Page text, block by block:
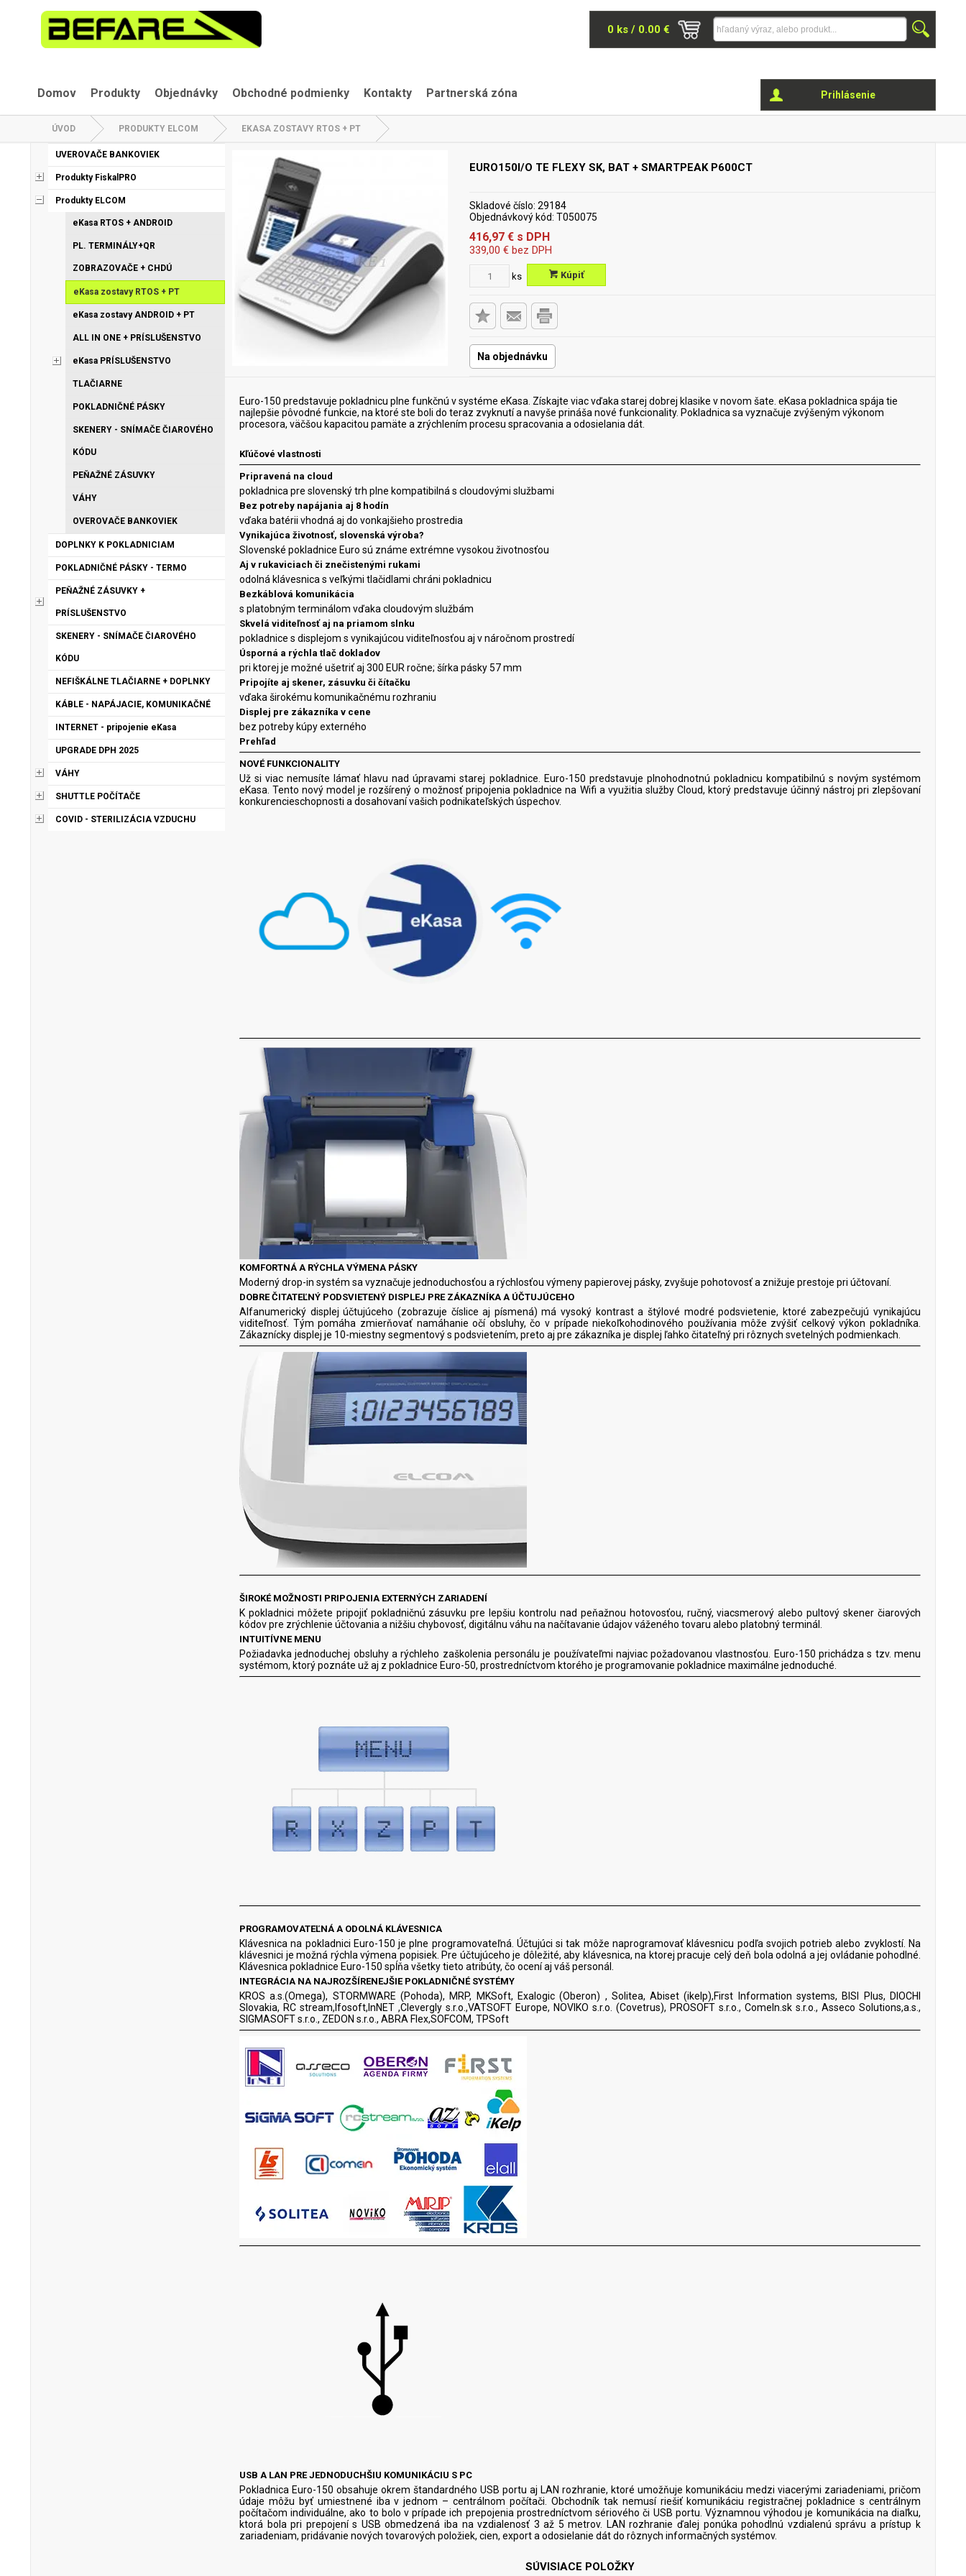
0 ks / 0.00 €
Domov Produkty Objednávky Obchodné podmienky Kontakty Partnerská zóna Prihlásenie
ÚVOD PRODUKTY ELCOM EKASA ZOSTAVY RTOS + PT
UVEROVAČE BANKOVIEK
Produkty FiskalPRO
Produkty ELCOM
eKasa RTOS + ANDROID
PL. TERMINÁLY+QR
ZOBRAZOVAČE + CHDÚ
eKasa zostavy RTOS + PT
eKasa zostavy ANDROID + PT
ALL IN ONE + PRÍSLUŠENSTVO
eKasa PRÍSLUŠENSTVO
TLAČIARNE
POKLADNIČNÉ PÁSKY
SKENERY - SNÍMAČE ČIAROVÉHO
KÓDU
PEŇAŽNÉ ZÁSUVKY
VÁHY
OVEROVAČE BANKOVIEK
DOPLNKY K POKLADNICIAM
POKLADNIČNÉ PÁSKY - TERMO
PEŇAŽNÉ ZÁSUVKY +
PRÍSLUŠENSTVO
SKENERY - SNÍMAČE ČIAROVÉHO
KÓDU
NEFIŠKÁLNE TLAČIARNE + DOPLNKY
KÁBLE - NAPÁJACIE, KOMUNIKAČNÉ
INTERNET - pripojenie eKasa
UPGRADE DPH 2025
VÁHY
SHUTTLE POČÍTAČE
COVID - STERILIZÁCIA VZDUCHU
EURO150I/O TE FLEXY SK, BAT + SMARTPEAK P600CT
Skladové číslo: 29184
Objednávkový kód: T050075
416,97 € s DPH
339,00 € bez DPH
ks Kúpiť
Na objednávku
Euro-150 predstavuje pokladnicu plne funkčnú v systéme eKasa. Získajte viac vďaka starej dobrej klasike v novom šate. eKasa pokladnica spája tie
najlepšie pôvodné funkcie, na ktoré ste boli do teraz zvyknutí a navyše prináša nové funkcionality. Pokladnica sa vyznačuje zvýšeným výkonom
procesora, väčšou kapacitou pamäte a zrýchlením procesu spracovania a odosielania dát.
Kľúčové vlastnosti
Pripravená na cloud
pokladnica pre slovenský trh plne kompatibilná s cloudovými službami
Bez potreby napájania aj 8 hodín
vďaka batérii vhodná aj do vonkajšieho prostredia
Vynikajúca životnosť, slovenská výroba?
Slovenské pokladnice Euro sú známe extrémne vysokou životnosťou
Aj v rukaviciach či znečistenými rukami
odolná klávesnica s veľkými tlačidlami chráni pokladnicu
Bezkáblová komunikácia
s platobným terminálom vďaka cloudovým službám
Skvelá viditeľnosť aj na priamom slnku
pokladnice s displejom s vynikajúcou viditeľnosťou aj v náročnom prostredí
Úsporná a rýchla tlač dokladov
pri ktorej je možné ušetriť aj 300 EUR ročne; šírka pásky 57 mm
Pripojíte aj skener, zásuvku či čítačku
vďaka širokému komunikačnému rozhraniu
Displej pre zákazníka v cene
bez potreby kúpy externého
Prehľad
NOVÉ FUNKCIONALITY
Už si viac nemusíte lámať hlavu nad úpravami starej pokladnice. Euro-150 predstavuje plnohodnotnú pokladnicu kompatibilnú s novým systémom
eKasa. Tento nový model je rozšírený o možnosť pripojenia pokladnice na Wifi a využitia služby Cloud, ktorý predstavuje účinný nástroj pri zlepšovaní
konkurencieschopnosti a dosahovaní vašich podnikateľských úspechov.
KOMFORTNÁ A RÝCHLA VÝMENA PÁSKY
Moderný drop-in systém sa vyznačuje jednoduchosťou a rýchlosťou výmeny papierovej pásky, zvyšuje pohotovosť a znižuje prestoje pri účtovaní.
DOBRE ČITATEĽNÝ PODSVIETENÝ DISPLEJ PRE ZÁKAZNÍKA A ÚČTUJÚCEHO
Alfanumerický displej účtujúceho (zobrazuje číslice aj písmená) má vysoký kontrast a štýlové modré podsvietenie, ktoré zabezpečujú vynikajúcu
viditeľnosť. Tým pomáha zmierňovať namáhanie očí obsluhy, čo v prípade niekoľkohodinového používania môže zvýšiť celkový výkon pokladníka.
Zákaznícky displej je 10-miestny segmentový s podsvietením, preto aj pre zákazníka je displej ľahko čitateľný pri rôznych svetelných podmienkach.
ŠIROKÉ MOŽNOSTI PRIPOJENIA EXTERNÝCH ZARIADENÍ
K pokladnici môžete pripojiť pokladničnú zásuvku pre lepšiu kontrolu nad peňažnou hotovosťou, ručný, viacsmerový alebo pultový skener čiarových
kódov pre zrýchlenie účtovania a nižšiu chybovosť, digitálnu váhu na načítavanie údajov váženého tovaru alebo platobný terminál.
INTUITÍVNE MENU
Požiadavka jednoduchej obsluhy a rýchleho zaškolenia personálu je používateľmi najviac požadovanou vlastnosťou. Euro-150 prichádza s tzv. menu
systémom, ktorý poznáte už aj z pokladnice Euro-50, prostredníctvom ktorého je programovanie pokladnice maximálne jednoduché.
PROGRAMOVATEĽNÁ A ODOLNÁ KLÁVESNICA
Klávesnica na pokladnici Euro-150 je plne programovateľná. Účtujúci si tak môže naprogramovať klávesnicu podľa svojich potrieb alebo zvyklostí. Na
klávesnici je možná rýchla výmena popisiek. Pre účtujúceho je dôležité, aby klávesnica, na ktorej pracuje celý deň bola odolná a jej ovládanie pohodlné.
Klávesnica pokladnice Euro-150 spĺňa všetky tieto atribúty, čo ocení aj váš personál.
INTEGRÁCIA NA NAJROZŠÍRENEJŠIE POKLADNIČNÉ SYSTÉMY
KROS a.s.(Omega), STORMWARE (Pohoda), MRP, MKSoft, Exalogic (Oberon) , Solitea, Abiset (ikelp),First Information systems, BISI Plus, DIOCHI
Slovakia, RC stream,Ifosoft,InNET ,Clevergly s.r.o.,VATSOFT Europe, NOVIKO s.r.o. (Covetrus), PROSOFT s.r.o., ComeIn.sk s.r.o., Asseco Solutions,a.s.,
SIGMASOFT s.r.o., ZEDON s.r.o., ABRA Flex,SOFCOM, TPSoft
USB A LAN PRE JEDNODUCHŠIU KOMUNIKÁCIU S PC
Pokladnica Euro-150 obsahuje okrem štandardného USB portu aj LAN rozhranie, ktoré umožňuje komunikáciu medzi viacerými zariadeniami, pričom
údaje môžu byť umiestnené iba v jednom – centrálnom počítači. Obchodník tak nemusí riešiť komunikáciu registračnej pokladnice s centrálnym
počítačom individuálne, ako to bolo v prípade ich prepojenia prostredníctvom sériového či USB portu. Významnou výhodou je komunikácia na diaľku,
ktorá bola pri prepojení s USB obmedzená iba na vzdialenosť 3 až 5 metrov. LAN rozhranie ďalej ponúka pohodlnú vzdialenú správu a prístup k
zariadeniam, pridávanie nových tovarových položiek, cien, export a odosielanie dát do rôznych informačných systémov.
SÚVISIACE POLOŽKY